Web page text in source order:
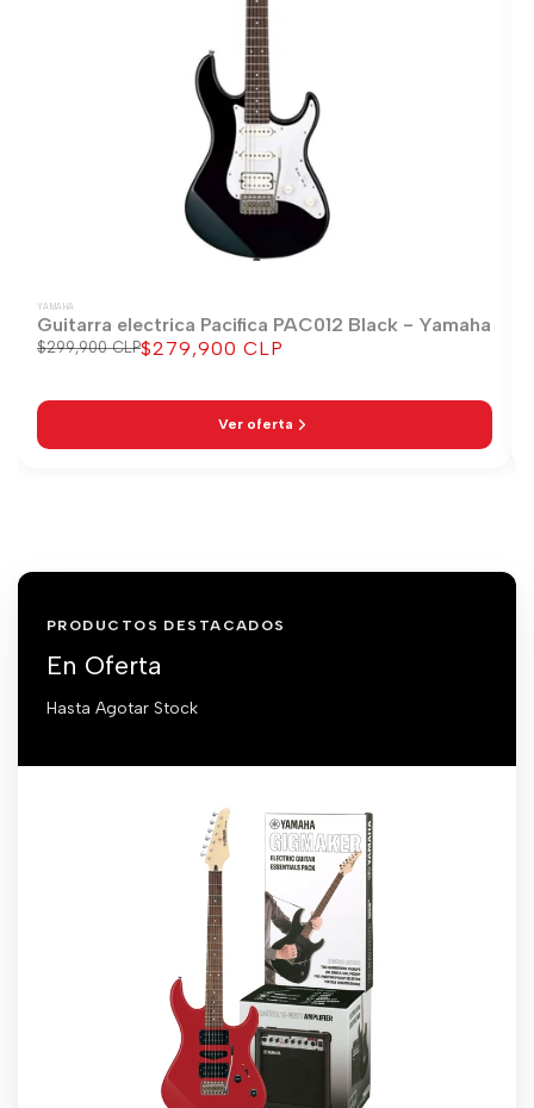
YAMAHA
Guitarra electrica Pacifica PAC012 Black - Yamaha
Precio
$299,900 CLPPrecio
$279,900 CLP
Ver oferta
PRODUCTOS DESTACADOS
En Oferta
Hasta Agotar Stock